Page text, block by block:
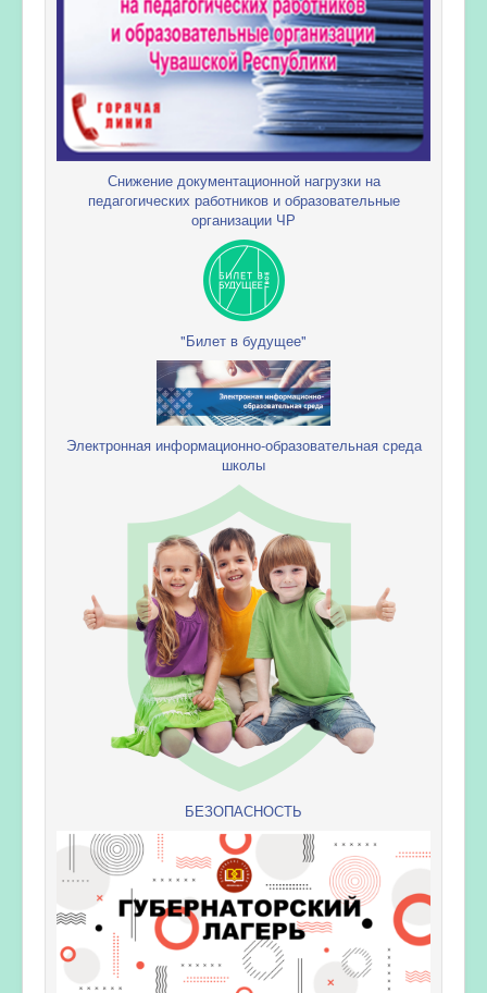
Снижение документационной нагрузки на
педагогических работников и образовательные
организации ЧР
"Билет в будущее"
Электронная информационно-образовательная среда
школы
БЕЗОПАСНОСТЬ